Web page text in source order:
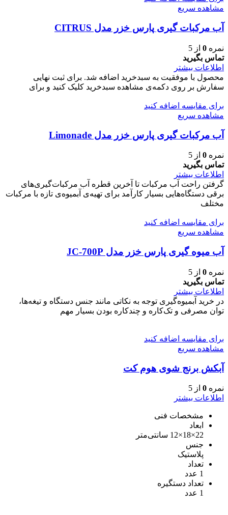
مشاهده سریع
آب مرکبات گیری پارس خزر مدل CITRUS
نمره 0 از 5
تماس بگیرید
اطلاعات بیشتر
محصول با موفقیت به سبدخرید اضافه شد. برای ثبت نهایی
سفارش بر روی دکمه‌ی مشاهده سبدخرید کلیک کنید و برای
برای مقایسه اضافه کنید
مشاهده سریع
آب مرکبات گیری پارس خزر مدل Limonade
نمره 0 از 5
تماس بگیرید
اطلاعات بیشتر
گرفتن راحت آب مرکبات تا آخرین قطره آب مرکبات‌گیری‌های
برقی دستگاه‌هایی بسیار کارآمد برای تهیه‌ی آبمیوه‌ی تازه با مرکبات
مختلف
برای مقایسه اضافه کنید
مشاهده سریع
آب میوه گیری پارس خزر مدل JC-700P
نمره 0 از 5
تماس بگیرید
اطلاعات بیشتر
در خرید آبمیوه‌گیری توجه به نکاتی مانند جنس دستگاه و تیغه‌ها،
توان مصرفی و تک‌کاره و چندکاره بودن بسیار مهم
برای مقایسه اضافه کنید
مشاهده سریع
آبکش برنج شوی هوم کت
نمره 0 از 5
اطلاعات بیشتر
مشخصات فنی
ابعاد
22×18×12 سانتی‌متر
جنس
پلاستیک
تعداد
1 عدد
تعداد دستگیره
1 عدد